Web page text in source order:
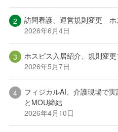
訪問看護、運営規則変更 ホ
2026年6月4日
ホスピス入居紹介、規則変
2026年5月7日
フィジカルAI、介護現場で
とMOU締結
2026年4月10日